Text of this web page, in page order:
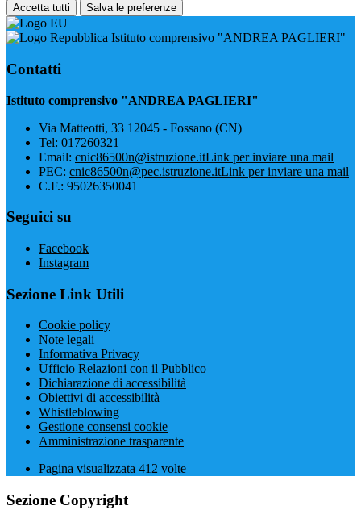
Accetta tutti Salva le preferenze
Istituto comprensivo "ANDREA PAGLIERI"
Contatti
Istituto comprensivo "ANDREA PAGLIERI"
Via Matteotti, 33 12045 - Fossano (CN)
Tel: 017260321
Email: cnic86500n@istruzione.itLink per inviare una mail
PEC: cnic86500n@pec.istruzione.itLink per inviare una mail
C.F.: 95026350041
Seguici su
Facebook
Instagram
Sezione Link Utili
Cookie policy
Note legali
Informativa Privacy
Ufficio Relazioni con il Pubblico
Dichiarazione di accessibilità
Obiettivi di accessibilità
Whistleblowing
Gestione consensi cookie
Amministrazione trasparente
Pagina visualizzata 412 volte
Sezione Copyright